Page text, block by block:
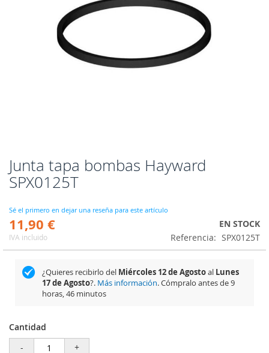
Junta tapa bombas Hayward
SPX0125T
Sé el primero en dejar una reseña para este artículo
11,90 €
IVA incluido
EN STOCK
Referencia
SPX0125T
¿Quieres recibirlo del Miércoles 12 de Agostoal Lunes
17 de Agosto?. Más información. Cómpralo antes de9
horas, 46 minutos
Cantidad
-
+
Saltar
al
comienzo
la
galería
de